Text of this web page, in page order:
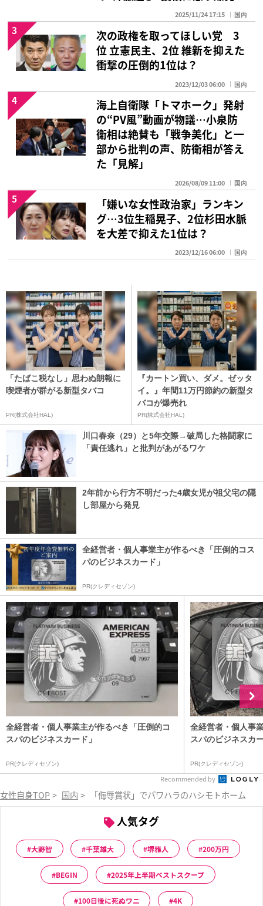
2025/11/24 17:15 国内
次の政権を取ってほしい党 3
位 立憲民主、2位 維新を抑えた
衝撃の圧倒的1位は？
2023/12/03 06:00 国内
3
海上自衛隊「トマホーク」発射
の“PV風”動画が物議…小泉防
衛相は絶賛も「戦争美化」と一
部から批判の声、防衛相が答え
た「見解」
2026/08/09 11:00 国内
4
「嫌いな女性政治家」ランキン
グ…3位生稲晃子、2位杉田水脈
を大差で抑えた1位は？
2023/12/16 06:00 国内
5
「たばこ税なし」思わぬ朗報に
喫煙者が群がる新型タバコ
PR(株式会社HAL)
『カートン買い、ダメ。ゼッタ
イ。』年間11万円節約の新型タ
バコが爆売れ
PR(株式会社HAL)
川口春奈（29）と5年交際→破局した格闘家に
「責任逃れ」と批判があがるワケ
2年前から行方不明だった4歳女児が祖父宅の隠
し部屋から発見
全経営者・個人事業主が作るべき「圧倒的コス
パのビジネスカード」
PR(クレディセゾン)
全経営者・個人事業主が作るべき「圧倒的コ
スパのビジネスカード」
PR(クレディセゾン)
全経営者・個人事
スパのビジネスカ
PR(クレディセゾン)
Recommended by
女性自身TOP > 国内 > 「侮辱賞状」でパワハラのハシモトホーム
人気タグ
大野智 千葉雄大 堺雅人 200万円
BEGIN 2025年上半期ベストスクープ
100日後に死ぬワニ 4K